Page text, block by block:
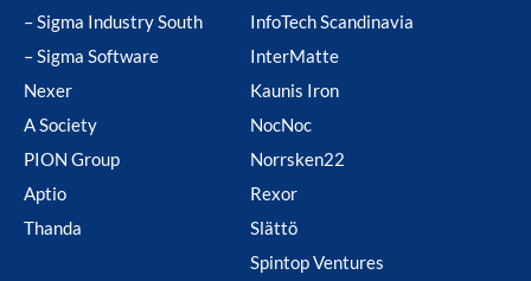
– Sigma Industry South
– Sigma Software
Nexer
A Society
PION Group
Aptio
Thanda
InfoTech Scandinavia
InterMatte
Kaunis Iron
NocNoc
Norrsken22
Rexor
Slättö
Spintop Ventures